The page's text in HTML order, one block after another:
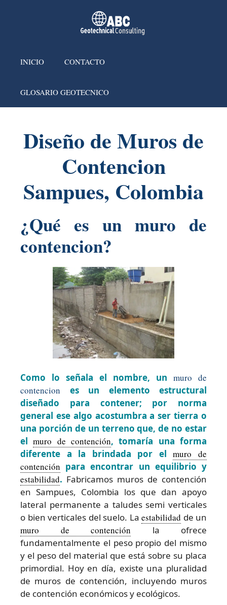
INICIO CONTACTO
GLOSARIO GEOTECNICO
Diseño de Muros de
Contencion
Sampues, Colombia
¿Qué es un muro de
contencion?
Como lo señala el nombre, un muro de
contencion es un elemento estructural
diseñado para contener; por norma
general ese algo acostumbra a ser tierra o
una porción de un terreno que, de no estar
elmuro de contención, tomaría una forma
diferente a la brindada por elmuro de
contención para encontrar un equilibrio y
estabilidad. Fabricamos muros de contención
en Sampues, Colombia los que dan apoyo
lateral permanente a taludes semi verticales
o bien verticales del suelo. La estabilidad de un
muro de contención la ofrece
fundamentalmente el peso propio del mismo
y el peso del material que está sobre su placa
primordial. Hoy en día, existe una pluralidad
de muros de contención, incluyendo muros
de contención económicos y ecológicos.